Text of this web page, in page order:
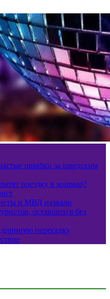
ошибки за шведским
поездку в кошмар?
и МВД назвали
оставшихся без
длинную пересадку